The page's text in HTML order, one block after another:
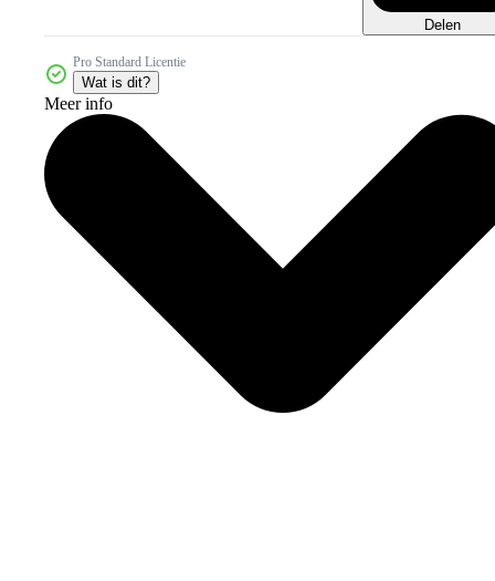
Delen
Pro Standard Licentie
Wat is dit?
Meer info